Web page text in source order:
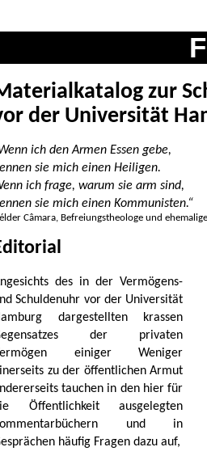
zur
der Universität
ich den Armen Essen gebe,
sie mich einen Heiligen.
ich frage, warum sie arm sind,
sie mich einen Kommunisten.“
Câmara, Befreiungstheologe und
des in der Vermögens-
Schuldenuhr vor der Universität
dargestellten krassen
der privaten
einiger Weniger
zu der öffentlichen Armut
tauchen in den hier für
Öffentlichkeit ausgelegten
und in
häufig Fragen dazu auf,